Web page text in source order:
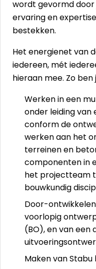
wordt gevormd door
ervaring en
bestekken.
Het energienet van
iedereen, mét
hieraan mee. Zo
Werken in een
onder leiding van
conform de
werken aan het
terreinen en
componenten in
het projectteam
bouwkundig
Door-
voorlopig
(BO), en van
Maken van